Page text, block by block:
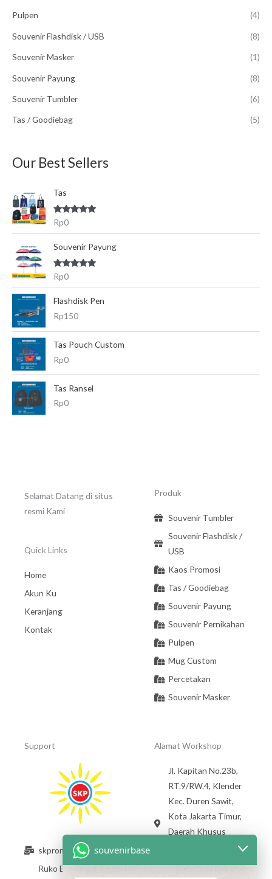
u
n
t
:
Pulpen (4)
Souvenir Flashdisk / USB (8)
Souvenir Masker (1)
Souvenir Payung (8)
Souvenir Tumbler (6)
Tas / Goodiebag (5)
Our Best Sellers
Tas
Dinilai
dari 5
Rp0
Souvenir Payung
Dinilai
dari 5
Rp0
Flashdisk Pen
Rp150
Tas Pouch Custom
Rp0
Tas Ransel
Rp0
Selamat Datang di situs
resmi Kami
Quick Links
Home
Akun Ku
Keranjang
Kontak
Produk
Souvenir Tumbler
Souvenir Flashdisk /
USB
Kaos Promosi
Tas / Goodiebag
Souvenir Payung
Souvenir Pernikahan
Pulpen
Mug Custom
Percetakan
Souvenir Masker
Support
skpromosindo@gmail.com
Ruko Exclusive
Alamat Workshop
Jl. Kapitan No.23b,
RT.9/RW.4, Klender
Kec. Duren Sawit,
Kota Jakarta Timur,
Daerah Khusus
souvenirbase